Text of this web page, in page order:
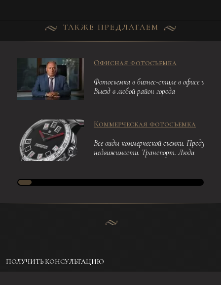
ТАКЖЕ ПРЕДЛАГАЕМ
Офисная фотосъемка
Фотосъемка в бизнес-стиле в офисе или
Выезд в любой район города
Коммерческая фотосъемка
Все виды коммерческой съемки.
недвижимости. Транспорт. Люди
ПОЛУЧИТЬ КОНСУЛЬТАЦИЮ